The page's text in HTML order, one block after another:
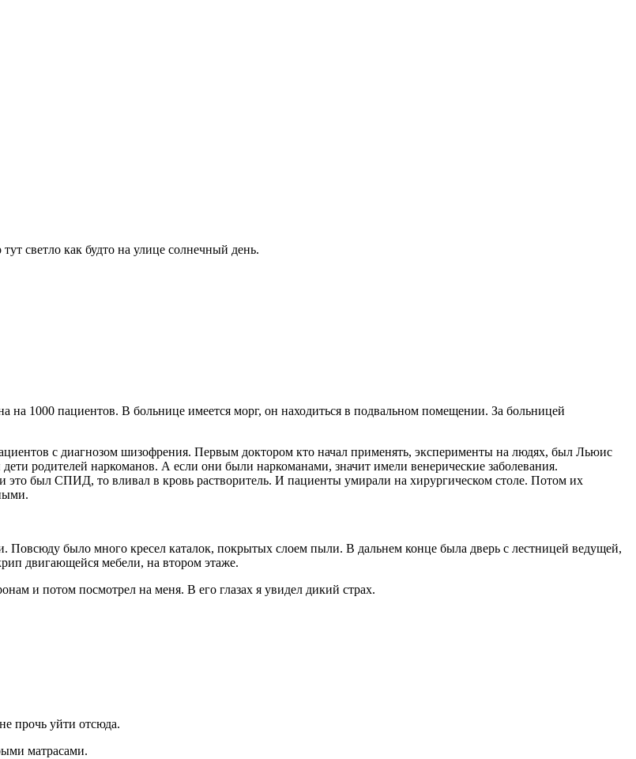
светло как будто на улице солнечный день.
на 1000 пациентов. В больнице имеется морг, он находиться в подвальном помещении. За больницей
с диагнозом шизофрения. Первым доктором кто начал применять, эксперименты на людях, был Льюис
родителей наркоманов. А если они были наркоманами, значит имели венерические заболевания.
это был СПИД, то вливал в кровь растворитель. И пациенты умирали на хирургическом столе. Потом их
было много кресел каталок, покрытых слоем пыли. В дальнем конце была дверь с лестницей ведущей,
двигающейся мебели, на втором этаже.
и потом посмотрел на меня. В его глазах я увидел дикий страх.
прочь уйти отсюда.
матрасами.